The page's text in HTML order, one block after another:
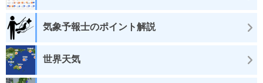
気象予報士のポイント解説
世界天気